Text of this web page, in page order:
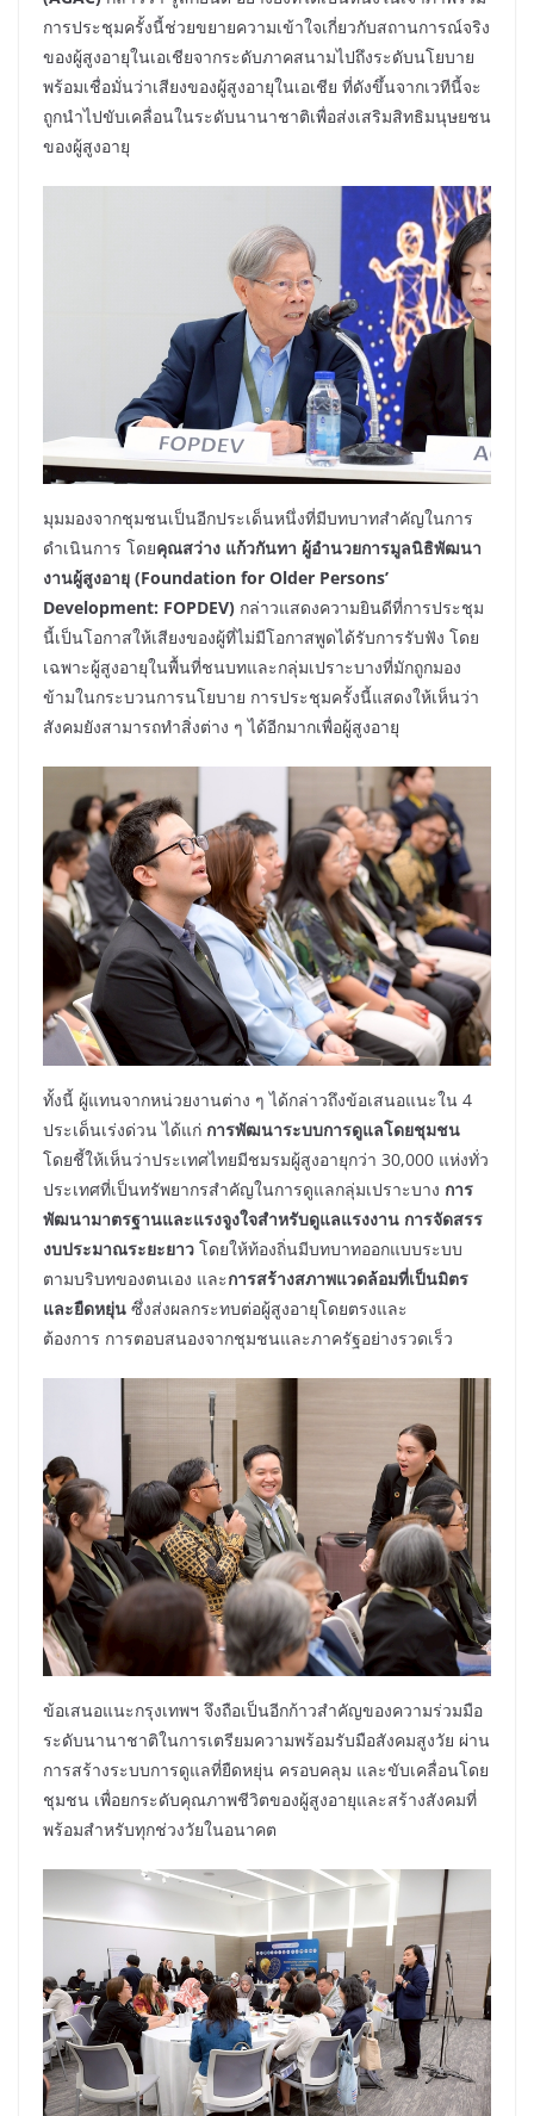
การประชุมครั้งนี้ช่วยขยายความเข้าใจเกี่ยวกับสถานการณ์จริง
ของผู้สูงอายุในเอเชียจากระดับภาคสนามไปถึงระดับนโยบาย
พร้อมเชื่อมั่นว่าเสียงของผู้สูงอายุในเอเชีย ที่ดังขึ้นจากเวทีนี้จะ
ถูกนำไปขับเคลื่อนในระดับนานาชาติเพื่อส่งเสริมสิทธิมนุษยชน
ของผู้สูงอายุ
มุมมองจากชุมชนเป็นอีกประเด็นหนึ่งที่มีบทบาทสำคัญในการ
ดำเนินการ โดยคุณสว่าง แก้วกันทา ผู้อำนวยการมูลนิธิพัฒนา
งานผู้สูงอายุ (Foundation for Older Persons’
Development: FOPDEV) กล่าวแสดงความยินดีที่การประชุม
นี้เป็นโอกาสให้เสียงของผู้ที่ไม่มีโอกาสพูดได้รับการรับฟัง โดย
เฉพาะผู้สูงอายุในพื้นที่ชนบทและกลุ่มเปราะบางที่มักถูกมอง
ข้ามในกระบวนการนโยบาย การประชุมครั้งนี้แสดงให้เห็นว่า
สังคมยังสามารถทำสิ่งต่าง ๆ ได้อีกมากเพื่อผู้สูงอายุ
ทั้งนี้ ผู้แทนจากหน่วยงานต่าง ๆ ได้กล่าวถึงข้อเสนอแนะใน 4
ประเด็นเร่งด่วน ได้แก่ การพัฒนาระบบการดูแลโดยชุมชน
โดยชี้ให้เห็นว่าประเทศไทยมีชมรมผู้สูงอายุกว่า 30,000 แห่งทั่ว
ประเทศที่เป็นทรัพยากรสำคัญในการดูแลกลุ่มเปราะบาง การ
พัฒนามาตรฐานและแรงจูงใจสำหรับดูแลแรงงาน การจัดสรร
งบประมาณระยะยาว โดยให้ท้องถิ่นมีบทบาทออกแบบระบบ
ตามบริบทของตนเอง และการสร้างสภาพแวดล้อมที่เป็นมิตร
และยืดหยุ่น ซึ่งส่งผลกระทบต่อผู้สูงอายุโดยตรงและ
ต้องการ การตอบสนองจากชุมชนและภาครัฐอย่างรวดเร็ว
ข้อเสนอแนะกรุงเทพฯ จึงถือเป็นอีกก้าวสำคัญของความร่วมมือ
ระดับนานาชาติในการเตรียมความพร้อมรับมือสังคมสูงวัย ผ่าน
การสร้างระบบการดูแลที่ยืดหยุ่น ครอบคลุม และขับเคลื่อนโดย
ชุมชน เพื่อยกระดับคุณภาพชีวิตของผู้สูงอายุและสร้างสังคมที่
พร้อมสำหรับทุกช่วงวัยในอนาคต